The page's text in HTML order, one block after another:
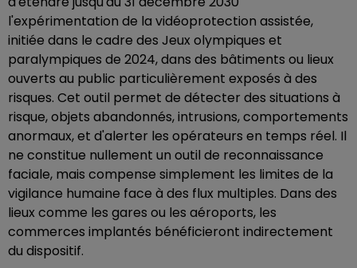
l'expérimentation de la vidéoprotection assistée,
initiée dans le cadre des Jeux olympiques et
paralympiques de 2024, dans des bâtiments ou lieux
ouverts au public particulièrement exposés à des
risques. Cet outil permet de détecter des situations à
risque, objets abandonnés, intrusions, comportements
anormaux, et d'alerter les opérateurs en temps réel. Il
ne constitue nullement un outil de reconnaissance
faciale, mais compense simplement les limites de la
vigilance humaine face à des flux multiples. Dans des
lieux comme les gares ou les aéroports, les
commerces implantés bénéficieront indirectement
du dispositif.